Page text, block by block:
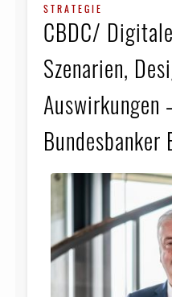
STRATEGIE
CBDC/
Szenarien,
Auswirkungen